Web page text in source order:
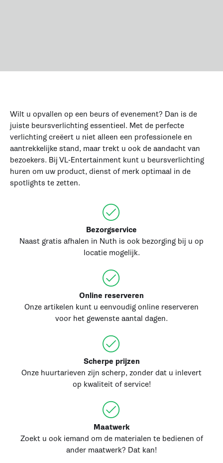
Wilt u opvallen op een beurs of evenement? Dan is de
juiste beursverlichting essentieel. Met de perfecte
verlichting creëert u niet alleen een professionele en
aantrekkelijke stand, maar trekt u ook de aandacht van
bezoekers. Bij VL-Entertainment kunt u beursverlichting
huren om uw product, dienst of merk optimaal in de
spotlights te zetten.
Bezorgservice
Naast gratis afhalen in Nuth is ook bezorging bij u op
locatie mogelijk.
Online reserveren
Onze artikelen kunt u eenvoudig online reserveren
voor het gewenste aantal dagen.
Scherpe prijzen
Onze huurtarieven zijn scherp, zonder dat u inlevert
op kwaliteit of service!
Maatwerk
Zoekt u ook iemand om de materialen te bedienen of
ander maatwerk? Dat kan!